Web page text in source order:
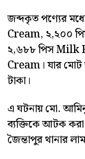
জব্দকৃত পণ্যের
Cream, ২,২০০
২,৬৮৮ পিস Milk
Cream। যার
টাকা।
এ ঘটনায় মো.
ব্যক্তিকে আটক করা
জৈন্তাপুর থানার